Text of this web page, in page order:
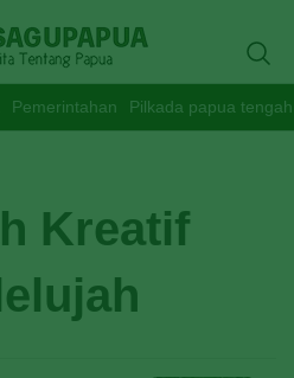
Pemerintahan Pilkada papua tengah
Kreatif